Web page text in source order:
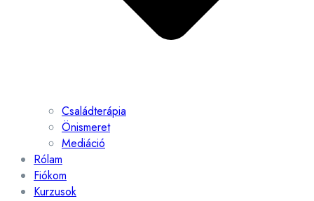
Családterápia
Önismeret
Mediáció
Rólam
Fiókom
Kurzusok